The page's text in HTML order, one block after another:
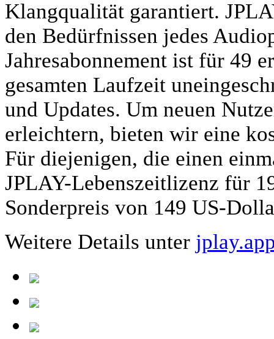
Klangqualität garantiert.
den Bedürfnissen jedes
Jahresabonnement ist für 49
gesamten Laufzeit
und Updates. Um neuen
erleichtern, bieten wir eine
Für diejenigen, die einen
JPLAY-Lebenszeitlizenz für
Sonderpreis von 149 US-
Weitere Details unter